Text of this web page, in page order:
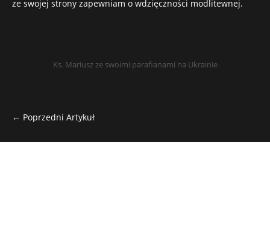
ze swojej strony zapewniam o wdzięczności modlitewnej.
Ks. Mariusz ze swoimi parafianami na Ukrainie
← Poprzedni Artykuł